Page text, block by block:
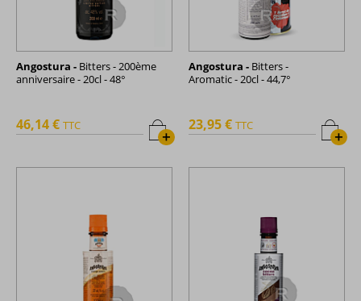
Angostura - Bitters - 200ème
anniversaire - 20cl - 48°
+
46,14 € TTC
Angostura - Bitters -
Aromatic - 20cl - 44,7°
+
23,95 € TTC